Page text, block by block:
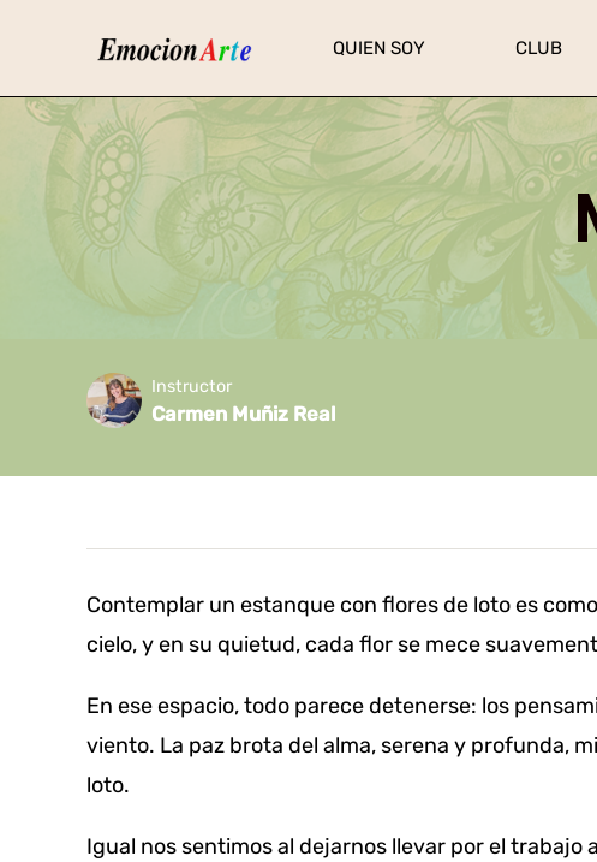
contenido
QUIEN SOY CLUB
Instructor
Carmen Muñiz Real
Contemplar un estanque con flores de loto es
cielo, y en su quietud, cada flor se mece
En ese espacio, todo parece detenerse: los
viento. La paz brota del alma, serena y profunda,
loto.
Igual nos sentimos al dejarnos llevar por el trabajo